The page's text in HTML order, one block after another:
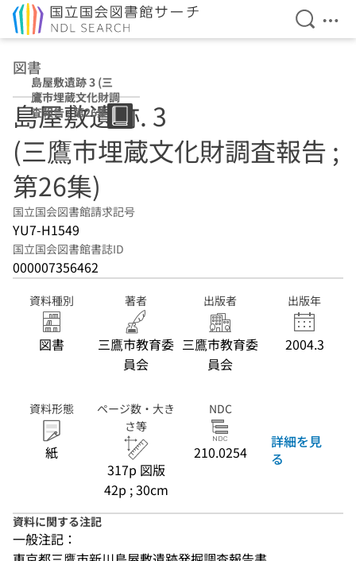
検索を
メ
図書
島屋敷遺跡 3 (三
鷹市埋蔵文化財調
査報告 ; 第26集)
島屋敷遺跡. 3
(三鷹市埋蔵文化財調査報告 ;
第26集)
国立国会図書館請求記号
YU7-H1549
国立国会図書館書誌ID
000007356462
資料種別
図書
著者
三鷹市教育委
員会
出版者
三鷹市教育委
員会
出版年
2004.3
資料形態
紙
ページ数・大き
さ等
317p 図版
42p ; 30cm
NDC
210.0254
詳細を見
る
資料に関する注記
一般注記：